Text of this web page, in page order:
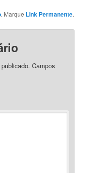
. Marque Link Permanente.
Campos